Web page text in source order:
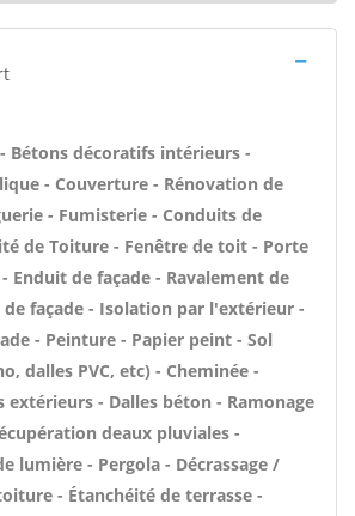
Bétons décoratifs intérieurs -
- Couverture - Rénovation de
- Fumisterie - Conduits de
de Toiture - Fenêtre de toit - Porte
Enduit de façade - Ravalement de
de façade - Isolation par l'extérieur -
- Peinture - Papier peint - Sol
dalles PVC, etc) - Cheminée -
extérieurs - Dalles béton - Ramonage
deaux pluviales -
lumière - Pergola - Décrassage /
- Étanchéité de terrasse -